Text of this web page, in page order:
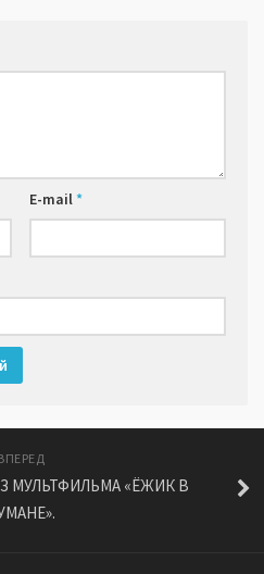
E-mail*
МУЛЬТФИЛЬМА «ЁЖИК В